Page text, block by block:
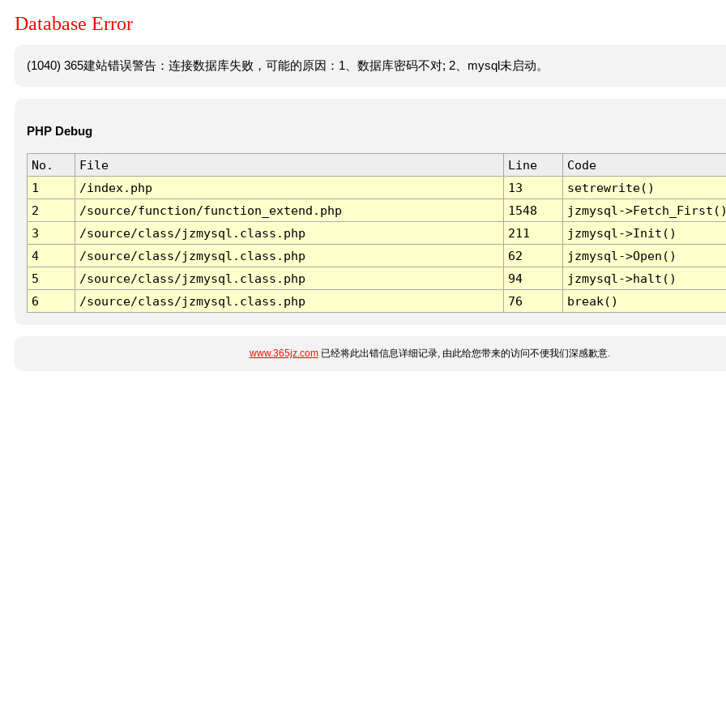
Database Error
(1040) 365建站错误警告：连接数据库失败，可能的原因：1、数据库密码不对; 2、mysql未启动。
PHP Debug
No. File Line
Code
1
/index.php 13
setrewrite()
2
/source/function/function_extend.php 1548
jzmysql-
3
/source/class/jzmysql.class.php 211
jzmysql->Init()
4
/source/class/jzmysql.class.php 62
jzmysql->Open()
5
/source/class/jzmysql.class.php 94
jzmysql->halt()
6
/source/class/jzmysql.class.php 76 break()
www.365jz.com已经将此出错信息详细记录, 由此给您带来的访问不便我们深感歉意.